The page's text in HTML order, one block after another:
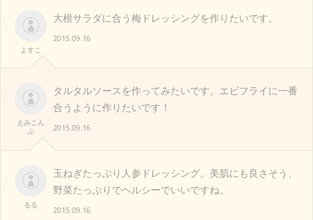
よすこ
大根サラダに合う梅ドレッシングを作りたいです。
2015.09.16
えみこん
ぶ
タルタルソースを作ってみたいです。エビフライに一番
合うように作りたいです！
2015.09.16
るる
玉ねぎたっぷり人参ドレッシング。美肌にも良さそう、
野菜たっぷりでヘルシーでいいですね。
2015.09.16